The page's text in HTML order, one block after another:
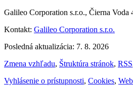
Galileo Corporation s.r.o., Čierna Voda
Kontakt: Galileo Corporation s.r.o.
Posledná aktualizácia: 7. 8. 2026
Zmena vzhľadu, Štruktúra stránok, RSS
Vyhlásenie o prístupnosti, Cookies,